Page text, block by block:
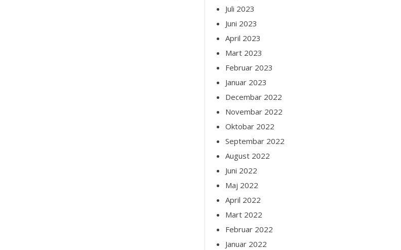
Juli 2023
Juni 2023
April 2023
Mart 2023
Februar 2023
Januar 2023
Decembar 2022
Novembar 2022
Oktobar 2022
Septembar 2022
August 2022
Juni 2022
Maj 2022
April 2022
Mart 2022
Februar 2022
Januar 2022